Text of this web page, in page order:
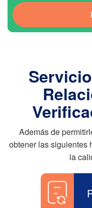
Además de
obtener las siguientes
la